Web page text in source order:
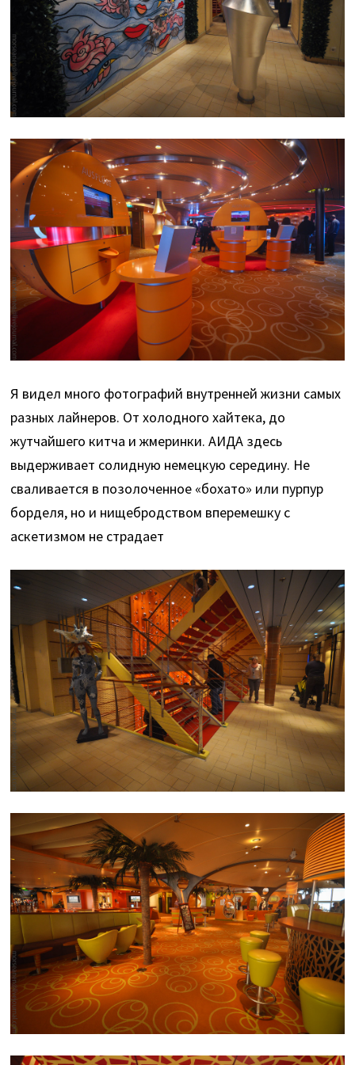
Я видел много фотографий внутренней жизни самых
разных лайнеров. От холодного хайтека, до
жутчайшего китча и жмеринки. АИДА здесь
выдерживает солидную немецкую середину. Не
сваливается в позолоченное «бохато» или пурпур
борделя, но и нищебродством вперемешку с
аскетизмом не страдает